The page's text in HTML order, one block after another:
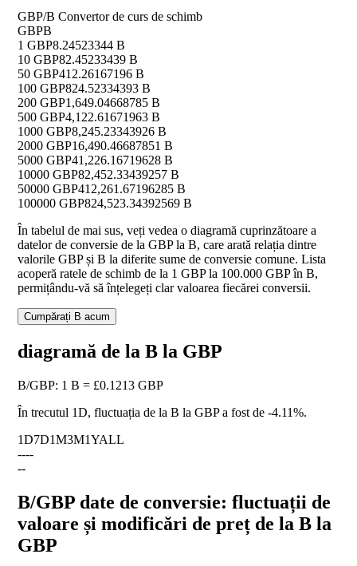
GBP/B Convertor de curs de schimb
GBPB
1 GBP8.24523344 B
10 GBP82.45233439 B
50 GBP412.26167196 B
100 GBP824.52334393 B
200 GBP1,649.04668785 B
500 GBP4,122.61671963 B
1000 GBP8,245.23343926 B
2000 GBP16,490.46687851 B
5000 GBP41,226.16719628 B
10000 GBP82,452.33439257 B
50000 GBP412,261.67196285 B
100000 GBP824,523.34392569 B
În tabelul de mai sus, veți vedea o diagramă cuprinzătoare a
datelor de conversie de la GBP la B, care arată relația dintre
valorile GBP și B la diferite sume de conversie comune. Lista
acoperă ratele de schimb de la 1 GBP la 100.000 GBP în B,
permițându-vă să înțelegeți clar valoarea fiecărei conversii.
Cumpărați B acum
diagramă de la B la GBP
B/GBP: 1 B = £0.1213 GBP
În trecutul 1D, fluctuația de la B la GBP a fost de -4.11%.
1D7D1M3M1YALL
----
--
B/GBP date de conversie: fluctuații de
valoare și modificări de preț de la B la
GBP